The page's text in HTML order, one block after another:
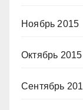
Ноябрь 2015
Октябрь 2015
Сентябрь